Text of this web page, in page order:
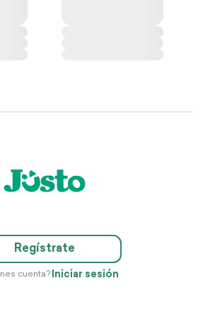
Regístrate
cuenta? Iniciar sesión